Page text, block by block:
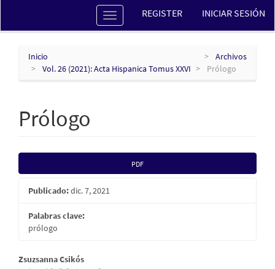
Contenido
Barra
lateral
REGISTER INICIAR SESIÓN
Toggle
navigation
Inicio
Archivos
Vol. 26 (2021): Acta Hispanica Tomus XXVI
Prólogo
Prólogo
Barra
lateral
artículo
PDF
Publicado:dic. 7, 2021
Palabras clave:
prólogo
Contenido
Zsuzsanna Csikós